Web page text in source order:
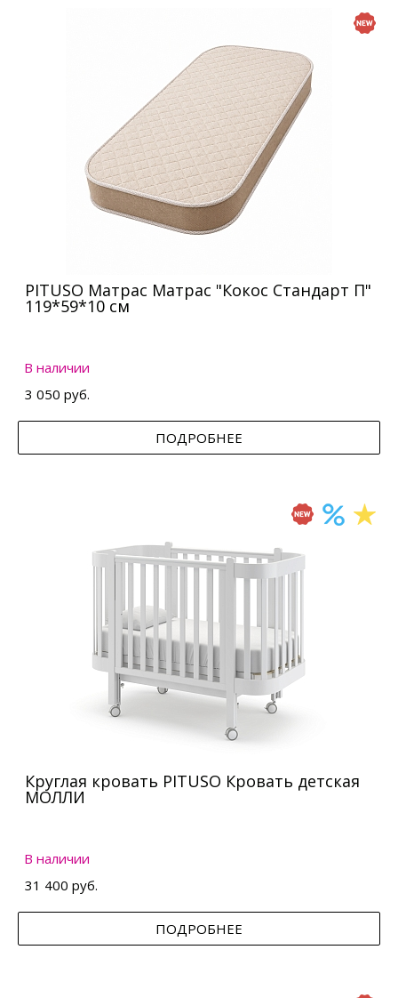
PITUSO Матрас Матрас "Кокос Стандарт П"
119*59*10 см
В наличии
3 050 руб.
ПОДРОБНЕЕ
Круглая кровать PITUSO Кровать детская
МОЛЛИ
В наличии
31 400 руб.
ПОДРОБНЕЕ